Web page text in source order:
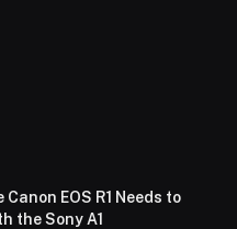
EOS R1 Needs to
the Sony A1